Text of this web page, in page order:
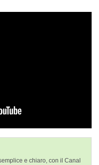
e chiaro, con il Canal